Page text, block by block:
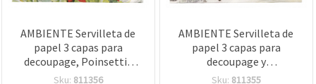
AMBIENTE Servilleta de
papel 3 capas para
decoupage, Poinsettia
estampado floral
Sku: 811356
AMBIENTE Servilleta de
papel 3 capas para
decoupage y
manualidades, Invierno –
Sku: 811355